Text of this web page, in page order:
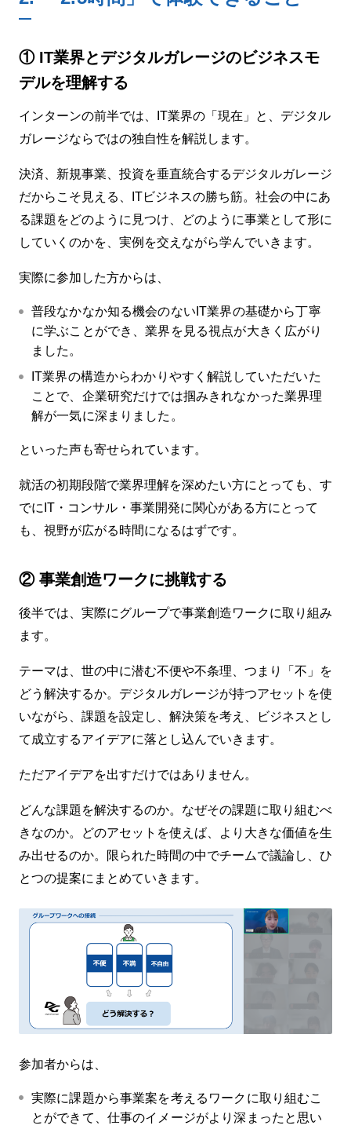
① IT業界とデジタルガレージのビジネスモ
デルを理解する
インターンの前半では、IT業界の「現在」と、デジタル
ガレージならではの独自性を解説します。
決済、新規事業、投資を垂直統合するデジタルガレージ
だからこそ見える、ITビジネスの勝ち筋。社会の中にあ
る課題をどのように見つけ、どのように事業として形に
していくのかを、実例を交えながら学んでいきます。
実際に参加した方からは、
普段なかなか知る機会のないIT業界の基礎から丁寧
に学ぶことができ、業界を見る視点が大きく広がり
ました。
IT業界の構造からわかりやすく解説していただいた
ことで、企業研究だけでは掴みきれなかった業界理
解が一気に深まりました。
といった声も寄せられています。
就活の初期段階で業界理解を深めたい方にとっても、す
でにIT・コンサル・事業開発に関心がある方にとって
も、視野が広がる時間になるはずです。
② 事業創造ワークに挑戦する
後半では、実際にグループで事業創造ワークに取り組み
ます。
テーマは、世の中に潜む不便や不条理、つまり「不」を
どう解決するか。デジタルガレージが持つアセットを使
いながら、課題を設定し、解決策を考え、ビジネスとし
て成立するアイデアに落とし込んでいきます。
ただアイデアを出すだけではありません。
どんな課題を解決するのか。なぜその課題に取り組むべ
きなのか。どのアセットを使えば、より大きな価値を生
み出せるのか。限られた時間の中でチームで議論し、ひ
とつの提案にまとめていきます。
参加者からは、
実際に課題から事業案を考えるワークに取り組むこ
とができて、仕事のイメージがより深まったと思い